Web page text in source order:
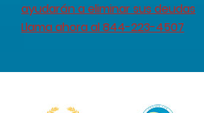
ayudarán a eliminar sus deudas
Llama ahora al 844-223-4507